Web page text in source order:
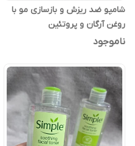
شامپو ضد ریزش و بازسازی مو با
روغن آرگان و پروتئین
ناموجود